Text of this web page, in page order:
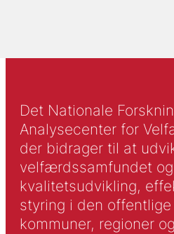
Det Nationale
Analysecenter for
der bidrager til at
velfærdssamfundet
kvalitetsudvikling,
styring i den
kommuner, regioner